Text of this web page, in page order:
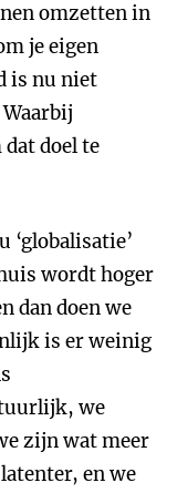
omzetten in
je eigen
is nu niet
doel te
‘globalisatie’
wordt hoger
dan doen we
is er weinig
we
zijn wat meer
en we